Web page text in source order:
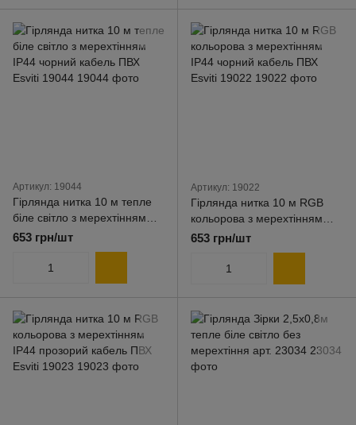
Артикул: 19044
Гірлянда нитка 10 м тепле
біле світло з мерехтінням
IP44 чорний кабель ПВХ
653 грн/шт
Артикул: 19022
Гірлянда нитка 10 м RGB
кольорова з мерехтінням
IP44 чорний кабель ПВХ
653 грн/шт